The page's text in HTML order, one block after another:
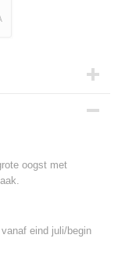
oogst met
eind juli/begin